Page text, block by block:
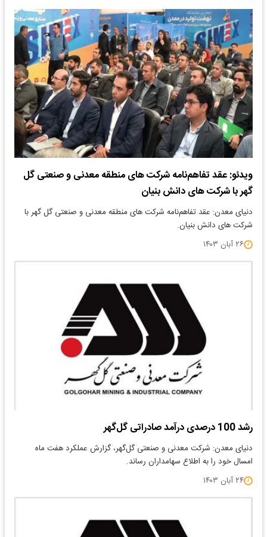
ویدئو: عقد تفاهم‌نامه شرکت های منطقه معدنی و صنعتی گل
گهر با شرکت های دانش بنیان
دنیای معدن: عقد تفاهم‌نامه شرکت های منطقه معدنی و صنعتی گل گهر با
شرکت های دانش بنیان.
۲۶ آبان ۱۴۰۳
رشد 100 درصدی درآمد صادراتی گل‌گهر
دنیای معدن: شرکت معدنی و صنعتی گل‌گهر، گزارش عملکرد هفت ماه
امسال خود را به اطلاع سهامداران رساند.
۲۴ آبان ۱۴۰۳